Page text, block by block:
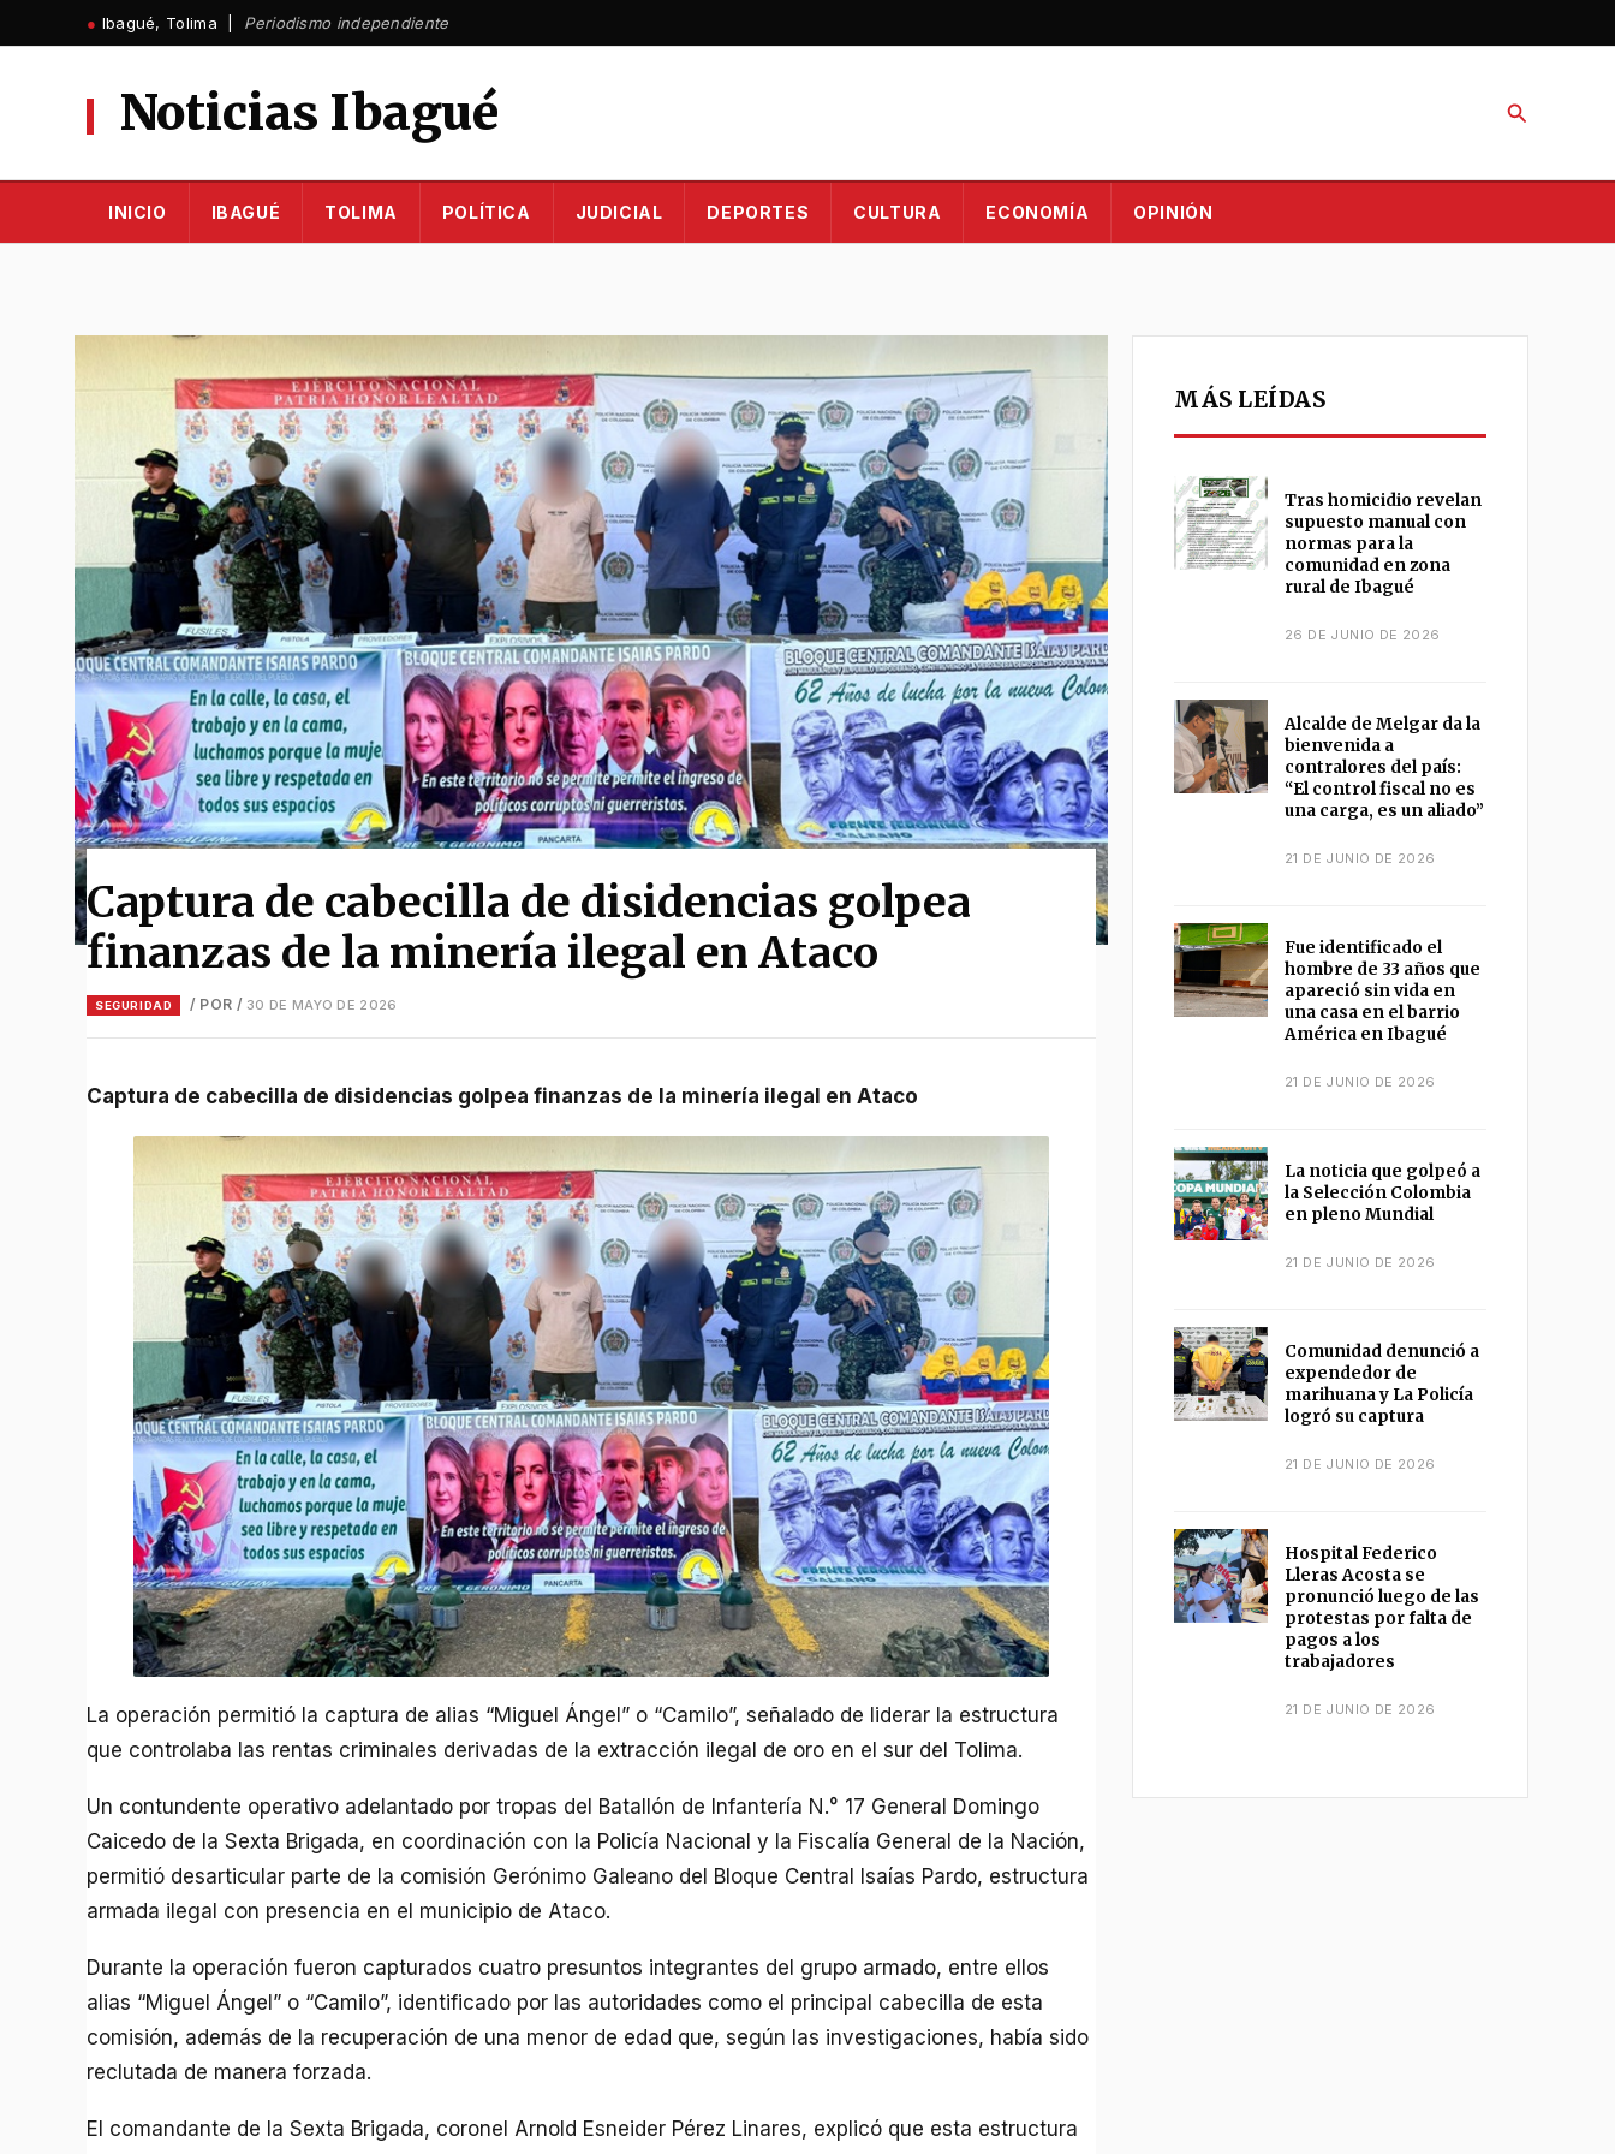
al
● Ibagué, Tolima | Periodismo independiente
Noticias Ibagué Buscar
INICIO IBAGUÉ TOLIMA POLÍTICA JUDICIAL DEPORTES CULTURA ECONOMÍA OPINIÓN
Captura de cabecilla de disidencias golpea
finanzas de la minería ilegal en Ataco
SEGURIDAD / POR / 30 DE MAYO DE 2026
Captura de cabecilla de disidencias golpea finanzas de la minería ilegal en Ataco
La operación permitió la captura de alias “Miguel Ángel” o “Camilo”, señalado de liderar la estructura
que controlaba las rentas criminales derivadas de la extracción ilegal de oro en el sur del Tolima.
Un contundente operativo adelantado por tropas del Batallón de Infantería N.° 17 General Domingo
Caicedo de la Sexta Brigada, en coordinación con la Policía Nacional y la Fiscalía General de la Nación,
permitió desarticular parte de la comisión Gerónimo Galeano del Bloque Central Isaías Pardo, estructura
armada ilegal con presencia en el municipio de Ataco.
Durante la operación fueron capturados cuatro presuntos integrantes del grupo armado, entre ellos
alias “Miguel Ángel” o “Camilo”, identificado por las autoridades como el principal cabecilla de esta
comisión, además de la recuperación de una menor de edad que, según las investigaciones, había sido
reclutada de manera forzada.
El comandante de la Sexta Brigada, coronel Arnold Esneider Pérez Linares, explicó que esta estructura
MÁS LEÍDAS
Tras homicidio revelan
supuesto manual con
normas para la
comunidad en zona
rural de Ibagué
26 DE JUNIO DE 2026
Alcalde de Melgar da la
bienvenida a
contralores del país:
“El control fiscal no es
una carga, es un aliado”
21 DE JUNIO DE 2026
Fue identificado el
hombre de 33 años que
apareció sin vida en
una casa en el barrio
América en Ibagué
21 DE JUNIO DE 2026
La noticia que golpeó a
la Selección Colombia
en pleno Mundial
21 DE JUNIO DE 2026
Comunidad denunció a
expendedor de
marihuana y La Policía
logró su captura
21 DE JUNIO DE 2026
Hospital Federico
Lleras Acosta se
pronunció luego de las
protestas por falta de
pagos a los
trabajadores
21 DE JUNIO DE 2026